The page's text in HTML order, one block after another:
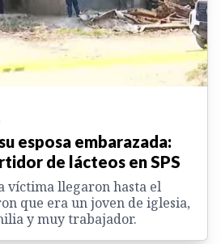
esposa embarazada:
de lácteos en SPS
víctima llegaron hasta el
que era un joven de iglesia,
y muy trabajador.